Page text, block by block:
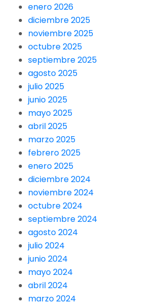
enero 2026
diciembre 2025
noviembre 2025
octubre 2025
septiembre 2025
agosto 2025
julio 2025
junio 2025
mayo 2025
abril 2025
marzo 2025
febrero 2025
enero 2025
diciembre 2024
noviembre 2024
octubre 2024
septiembre 2024
agosto 2024
julio 2024
junio 2024
mayo 2024
abril 2024
marzo 2024